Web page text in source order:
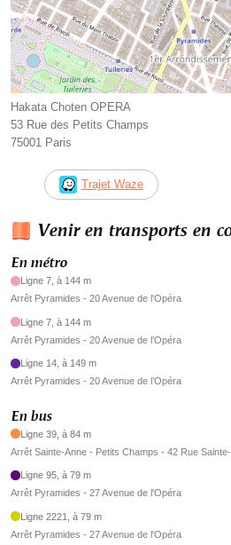
Hakata Choten OPERA
53 Rue des Petits Champs
75001 Paris
Trajet Waze
Venir en transports en
En métro
Ligne 7, à 144 m
Arrêt Pyramides - 20 Avenue de l'Opéra
Ligne 7, à 144 m
Arrêt Pyramides - 20 Avenue de l’Opéra
Ligne 14, à 149 m
Arrêt Pyramides - 20 Avenue de l’Opéra
En bus
Ligne 39, à 84 m
Arrêt Sainte-Anne - Petits Champs - 42 Rue
Ligne 95, à 79 m
Arrêt Pyramides - 27 Avenue de l'Opéra
Ligne 2221, à 79 m
Arrêt Pyramides - 27 Avenue de l'Opéra